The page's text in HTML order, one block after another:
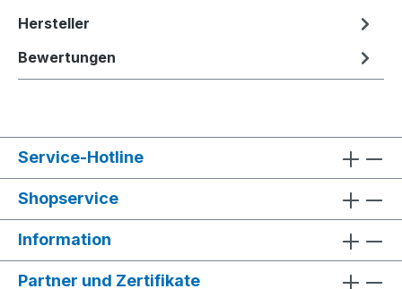
Hersteller
Bewertungen
Service-Hotline
Shopservice
Information
Partner und Zertifikate